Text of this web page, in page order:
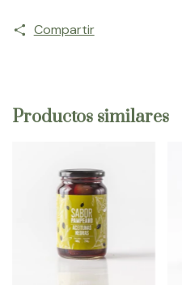
Compartir
Productos similares